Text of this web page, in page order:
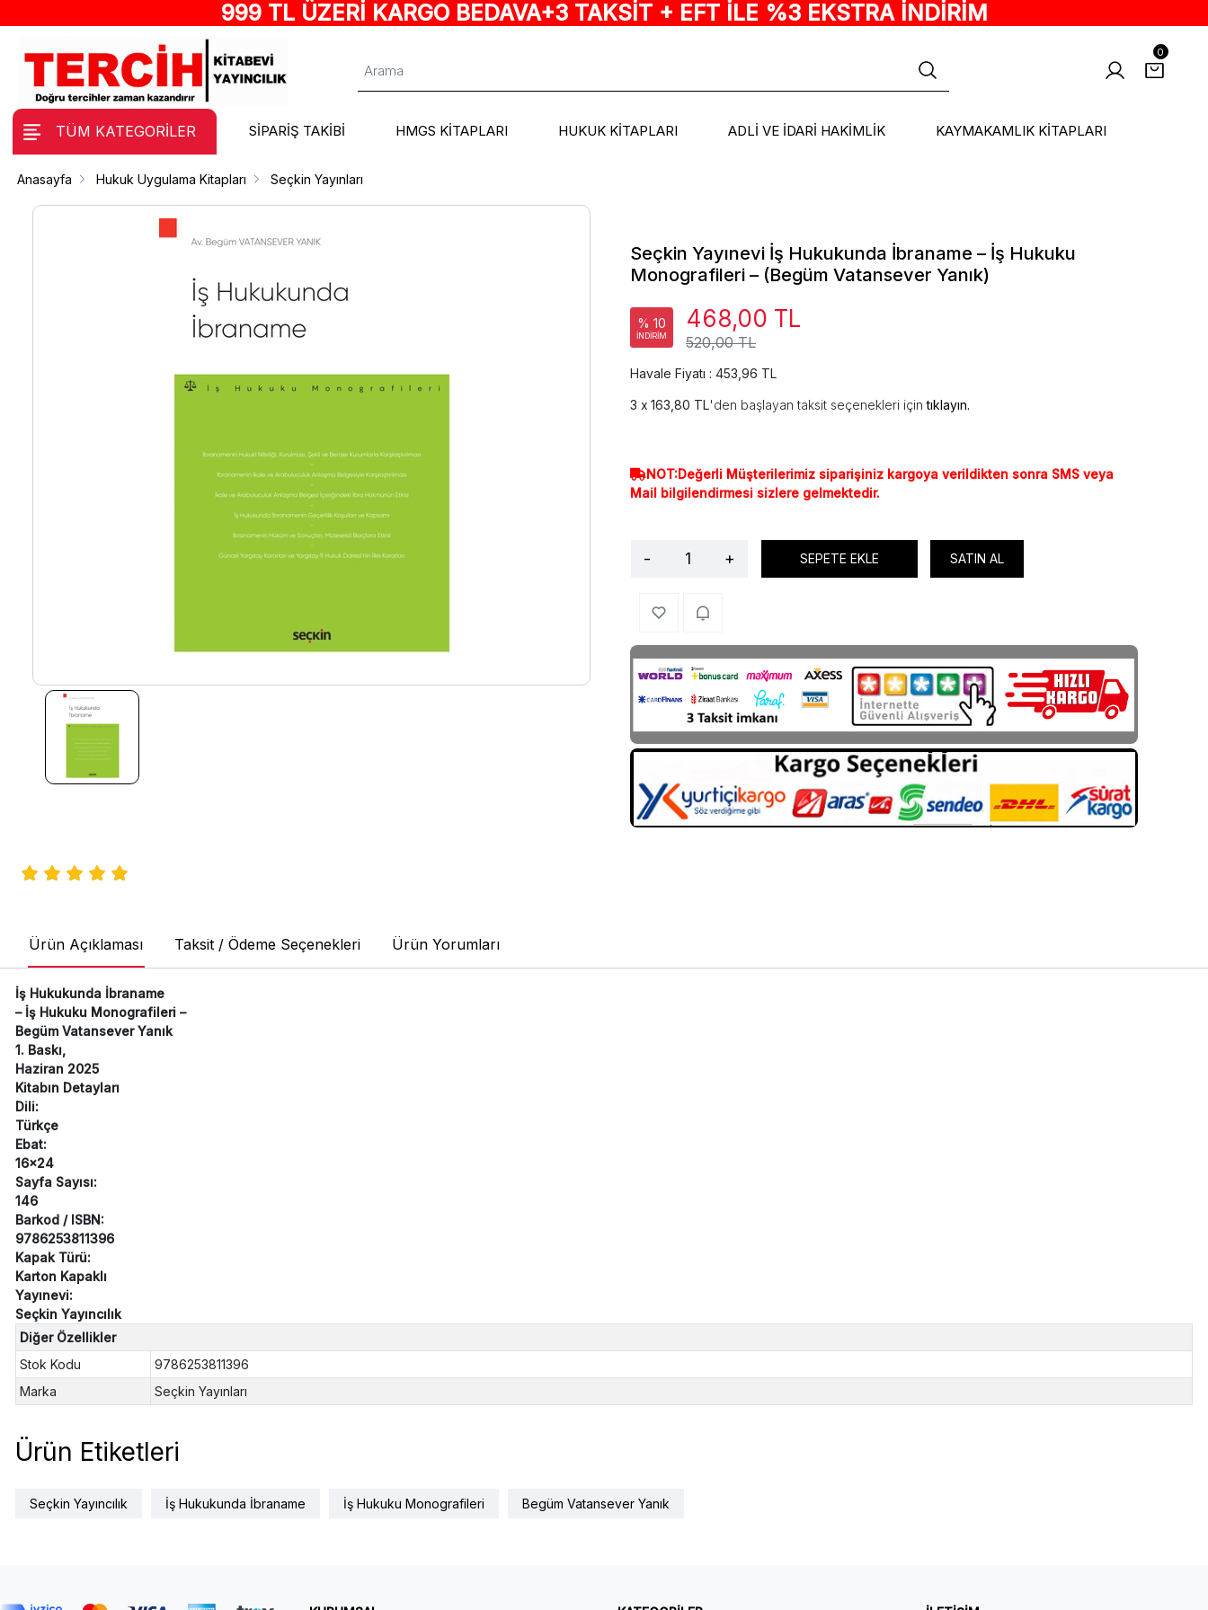
999 TL ÜZERİ KARGO BEDAVA+3 TAKSİT + EFT İLE %3 EKSTRA İNDİRİM
0
TÜM KATEGORİLER SİPARİŞ TAKİBİ HMGS KİTAPLARI HUKUK KİTAPLARI ADLİ VE İDARİ HAKİMLİK KAYMAKAMLIK KİTAPLARI
Anasayfa Hukuk Uygulama Kitapları Seçkin Yayınları
Seçkin Yayınevi İş Hukukunda İbraname – İş Hukuku
Monografileri – (Begüm Vatansever Yanık)
% 10
İNDİRİM 520,00 TL
468,00 TL
Havale Fiyatı : 453,96 TL
163,80 TL'den başlayan taksit seçenekleri içintıklayın.
NOT:Değerli Müşterilerimiz siparişiniz kargoya verildikten sonra SMS veya
Mail bilgilendirmesi sizlere gelmektedir.
- + SEPETE EKLE SATIN AL
Ürün Açıklaması Taksit / Ödeme Seçenekleri Ürün Yorumları
İş Hukukunda İbraname
– İş Hukuku Monografileri –
Begüm Vatansever Yanık
1. Baskı,
Haziran 2025
Kitabın Detayları
Dili:
Türkçe
Ebat:
16x24
Sayfa Sayısı:
146
Barkod / ISBN:
9786253811396
Kapak Türü:
Karton Kapaklı
Yayınevi:
Seçkin Yayıncılık
Diğer Özellikler
Stok Kodu
9786253811396
Marka
Seçkin Yayınları
Ürün Etiketleri
Seçkin Yayıncılık İş Hukukunda İbraname İş Hukuku Monografileri Begüm Vatansever Yanık